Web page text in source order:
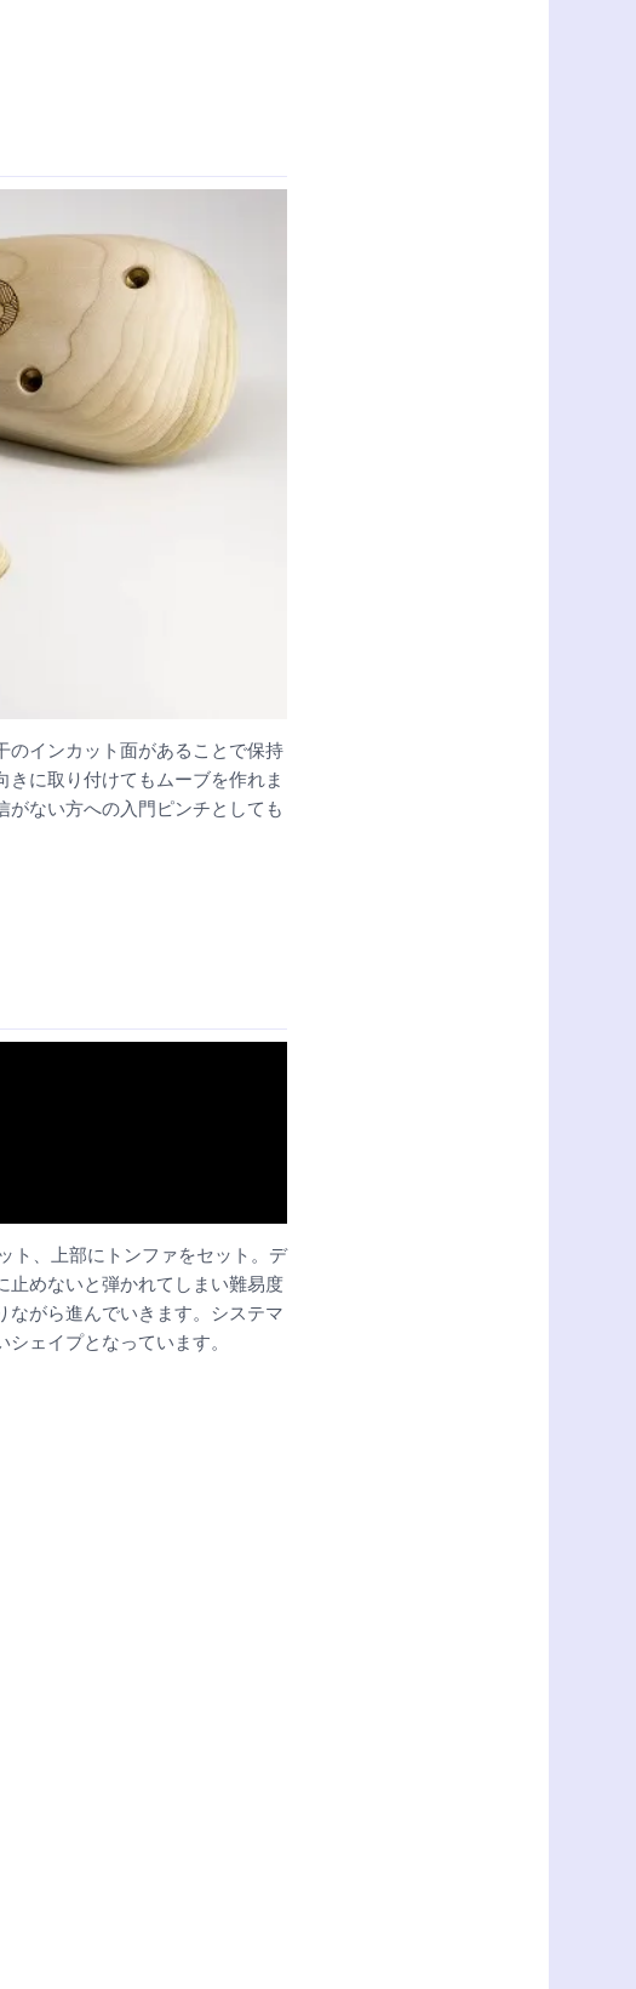
のインカット面があることで保持
きに取り付けてもムーブを作れま
ない方への入門ピンチとしても
ト、上部にトンファをセット。デ
止めないと弾かれてしまい難易度
ながら進んでいきます。システマ
ェイプとなっています。